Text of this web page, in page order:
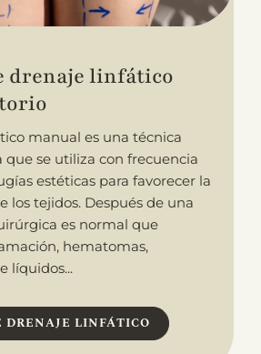
drenaje linfático
manual es una técnica
que se utiliza con frecuencia
estéticas para favorecer la
los tejidos. Después de una
es normal que
hematomas,
líquidos...
DRENAJE LINFÁTICO